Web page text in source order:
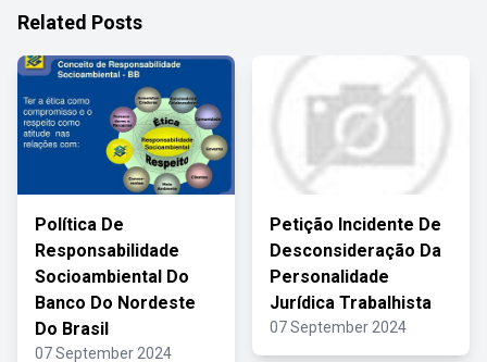
Related Posts
Política De
Responsabilidade
Socioambiental Do
Banco Do Nordeste
Do Brasil
07 September 2024
Petição Incidente De
Desconsideração Da
Personalidade
Jurídica Trabalhista
07 September 2024